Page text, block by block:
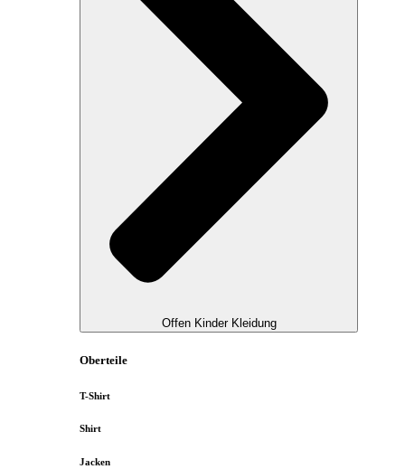
Offen Kinder Kleidung
Oberteile
T-Shirt
Shirt
Jacken